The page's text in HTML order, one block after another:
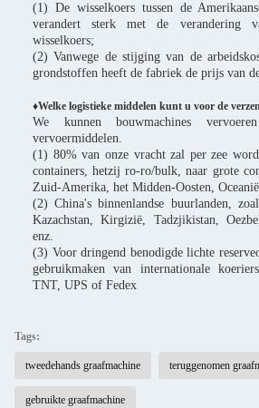
(1) De wisselkoers tussen de
verandert sterk met de verandering
wisselkoers;
(2) Vanwege de stijging van de
grondstoffen heeft de fabriek de prijs van
♦Welke logistieke middelen kunt u voor de
We kunnen bouwmachines
vervoermiddelen.
(1) 80% van onze vracht zal per zee
containers, hetzij ro-ro/bulk, naar grote
Zuid-Amerika, het Midden-Oosten,
(2) China's binnenlandse buurlanden,
Kazachstan, Kirgizië, Tadzjikistan,
enz.
(3) Voor dringend benodigde lichte
gebruikmaken van internationale
TNT, UPS of Fedex
Tags:
tweedehands graafmachine teruggenomen
gebruikte graafmachine